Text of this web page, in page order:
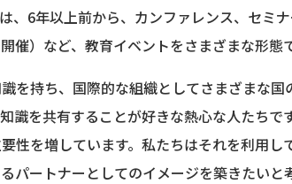
6年以上前から、カンファレンス、セミ
催）など、教育イベントをさまざまな形態
を持ち、国際的な組織としてさまざまな国
識を共有することが好きな熱心な人たちで
性を増しています。私たちはそれを利用し
パートナーとしてのイメージを築きたいと